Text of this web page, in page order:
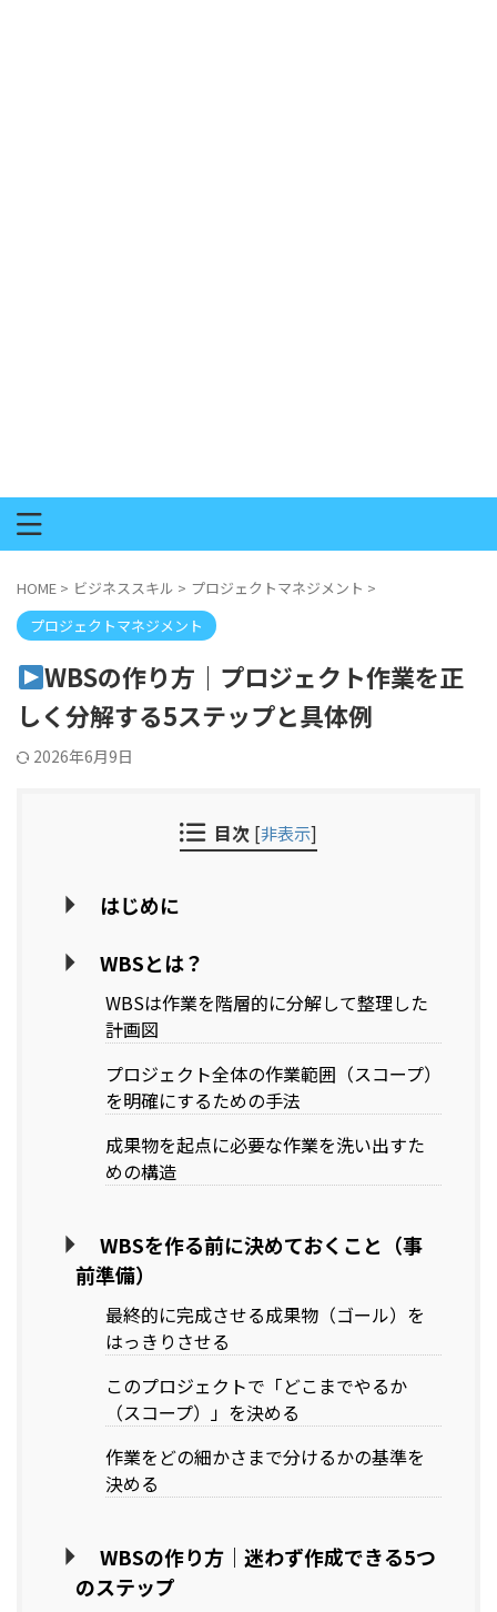
HOME > ビジネススキル > プロジェクトマネジメント >
プロジェクトマネジメント
WBSの作り方｜プロジェクト作業を正
しく分解する5ステップと具体例
2026年6月9日
目次 [非表示]
はじめに
WBSとは？
WBSは作業を階層的に分解して整理した
計画図
プロジェクト全体の作業範囲（スコープ）
を明確にするための手法
成果物を起点に必要な作業を洗い出すた
めの構造
WBSを作る前に決めておくこと（事
前準備）
最終的に完成させる成果物（ゴール）を
はっきりさせる
このプロジェクトで「どこまでやるか
（スコープ）」を決める
作業をどの細かさまで分けるかの基準を
決める
WBSの作り方｜迷わず作成できる5つ
のステップ